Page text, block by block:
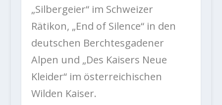
„Silbergeier“ im Schweizer
Rätikon, „End of Silence“ in den
deutschen Berchtesgadener
Alpen und „Des Kaisers Neue
Kleider“ im österreichischen
Wilden Kaiser.